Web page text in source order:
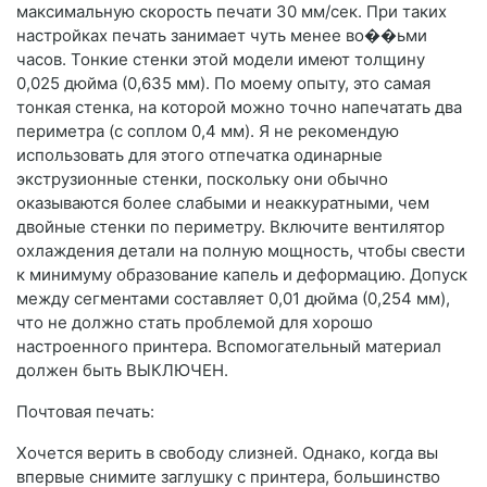
максимальную скорость печати 30 мм/сек. При таких
настройках печать занимает чуть менее во��ьми
часов. Тонкие стенки этой модели имеют толщину
0,025 дюйма (0,635 мм). По моему опыту, это самая
тонкая стенка, на которой можно точно напечатать два
периметра (с соплом 0,4 мм). Я не рекомендую
использовать для этого отпечатка одинарные
экструзионные стенки, поскольку они обычно
оказываются более слабыми и неаккуратными, чем
двойные стенки по периметру. Включите вентилятор
охлаждения детали на полную мощность, чтобы свести
к минимуму образование капель и деформацию. Допуск
между сегментами составляет 0,01 дюйма (0,254 мм),
что не должно стать проблемой для хорошо
настроенного принтера. Вспомогательный материал
должен быть ВЫКЛЮЧЕН.
Почтовая печать:
Хочется верить в свободу слизней. Однако, когда вы
впервые снимите заглушку с принтера, большинство